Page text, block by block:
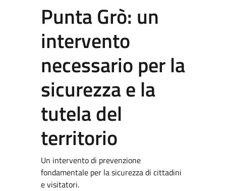
Punta Grò: un
intervento
necessario per la
sicurezza e la
tutela del
territorio
Un intervento di prevenzione
fondamentale per la sicurezza di cittadini
e visitatori.